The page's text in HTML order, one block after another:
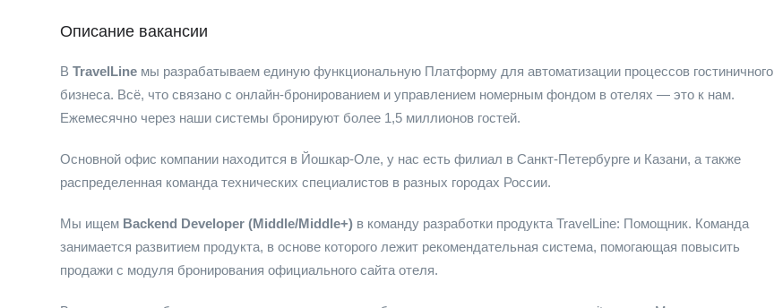
Описание вакансии
В TravelLine мы разрабатываем единую функциональную Платформу для автоматизации процессов гостиничного
бизнеса. Всё, что связано с онлайн-бронированием и управлением номерным фондом в отелях — это к нам.
Ежемесячно через наши системы бронируют более 1,5 миллионов гостей.
Основной офис компании находится в Йошкар-Оле, у нас есть филиал в Санкт-Петербурге и Казани, а также
распределенная команда технических специалистов в разных городах России.
Мы ищем Backend Developer (Middle/Middle+) в команду разработки продукта TravelLine: Помощник. Команда
занимается развитием продукта, в основе которого лежит рекомендательная система, помогающая повысить
продажи с модуля бронирования официального сайта отеля.